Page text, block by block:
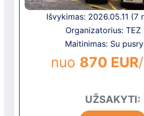
Išvykimas: 2026.05.11 (7
Organizatorius: TEZ
Maitinimas: Su
nuo 870 EUR
UŽSAKYTI: